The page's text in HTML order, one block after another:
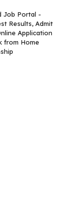
Job Portal -
Results, Admit
Application
from Home